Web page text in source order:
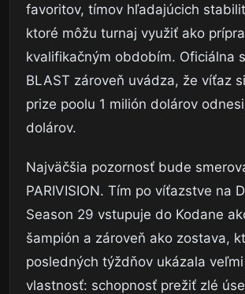
favoritov, tímov hľadajúcich
ktoré môžu turnaj využiť ako
kvalifikačným obdobím. Oficiálna
BLAST zároveň uvádza, že víťaz
prize poolu 1 milión dolárov
dolárov.
Najväčšia pozornosť bude
PARIVISION. Tím po víťazstve na
Season 29 vstupuje do Kodane
šampión a zároveň ako zostava,
posledných týždňov ukázala
vlastnosť: schopnosť prežiť zlé